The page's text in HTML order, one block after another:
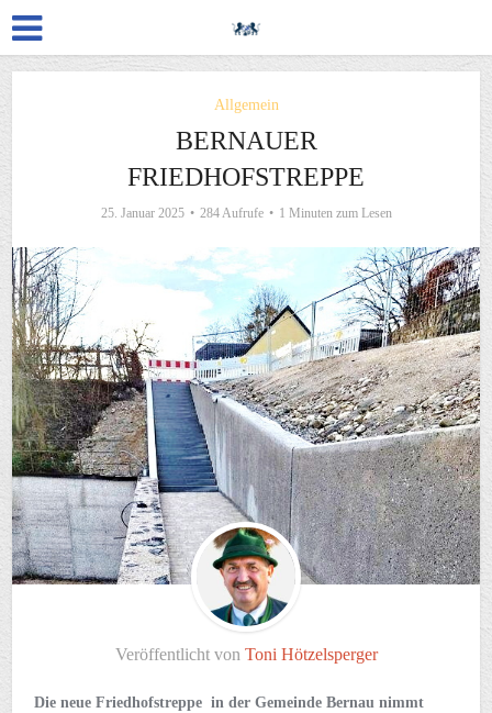
Allgemein
BERNAUER
FRIEDHOFSTREPPE
25. Januar 2025 284 Aufrufe 1 Minuten zum Lesen
Veröffentlicht von Toni Hötzelsperger
Die neue Friedhofstreppe in der Gemeinde Bernau nimmt